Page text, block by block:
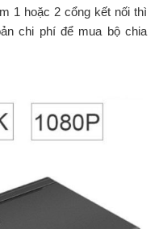
1 hoặc 2 cổng kết nối thì
chi phí để mua bộ chia